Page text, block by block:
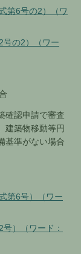
第6号の2）（ワ
号の2）（ワー
確認申請で審査
建築物移動等円
基準がない場合
第6号）（ワー
）（ワード：